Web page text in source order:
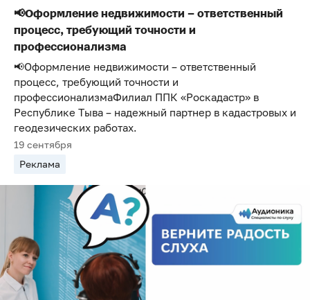
📢Оформление недвижимости – ответственный
процесс, требующий точности и
профессионализма
📢Оформление недвижимости – ответственный
процесс, требующий точности и
профессионализмаФилиал ППК «Роскадастр» в
Республике Тыва – надежный партнер в кадастровых и
геодезических работах.
19 сентября
Реклама